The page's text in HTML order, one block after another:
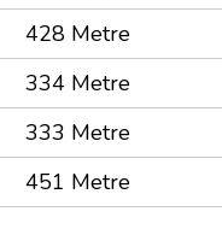
428 Metre
334 Metre
333 Metre
451 Metre